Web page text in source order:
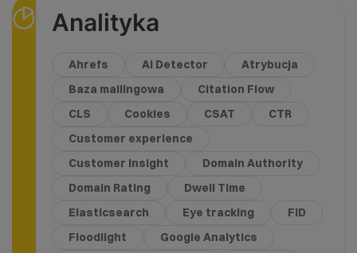
Analityka
Ahrefs AI Detector
Atrybucja
Baza mailingowa
Citation Flow
CLS
Cookies CSAT
CTR
Customer experience
Customer Insight
Domain Authority
Domain Rating
Dwell Time
Elasticsearch
Eye tracking
FID
Floodlight
Google Analytics